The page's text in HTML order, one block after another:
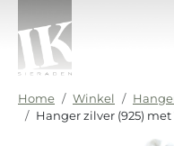
IK sieraden
Home Winkel
Hanger zilver (925)